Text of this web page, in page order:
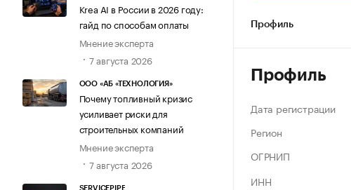
Krea AI в России в 2026 году:
гайд по способам оплаты
Мнение эксперта
7 августа 2026
ООО «АБ «ТЕХНОЛОГИЯ»
Почему топливный кризис
усиливает риски для
строительных компаний
Мнение эксперта
7 августа 2026
Профиль
Профиль
Дата регистрации
Регион
ОГРНИП
ИНН